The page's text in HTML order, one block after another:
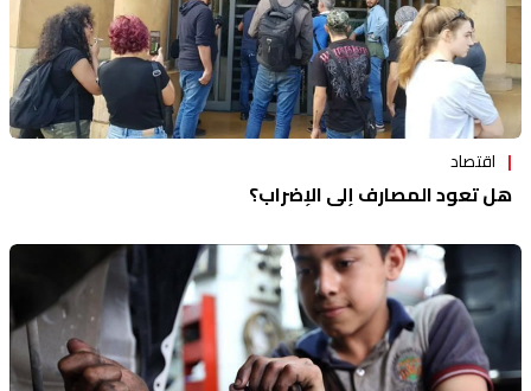
اقتصاد
هل تعود المصارف إلى الإضراب؟